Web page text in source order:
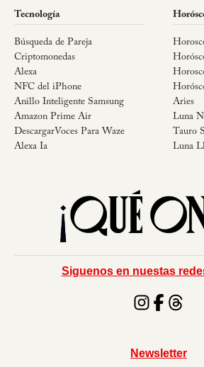
Tecnología
Búsqueda de Pareja
Criptomonedas
Alexa
NFC del iPhone
Anillo Inteligente Samsung
Amazon Prime Air
DescargarVoces Para Waze
Alexa Ia
Aries
Luna
Tauro
Luna
Siguenos en nuestas
Newsletter